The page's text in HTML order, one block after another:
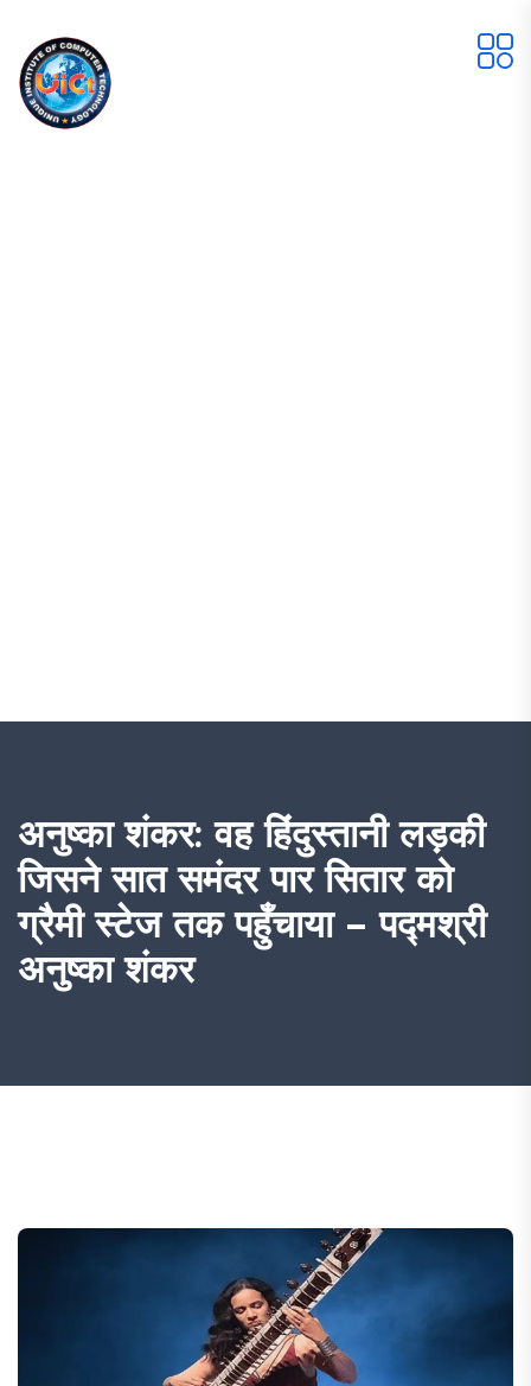
अनुष्का शंकर: वह हिंदुस्तानी लड़की
जिसने सात समंदर पार सितार को
ग्रैमी स्टेज तक पहुँचाया – पद्मश्री
अनुष्का शंकर